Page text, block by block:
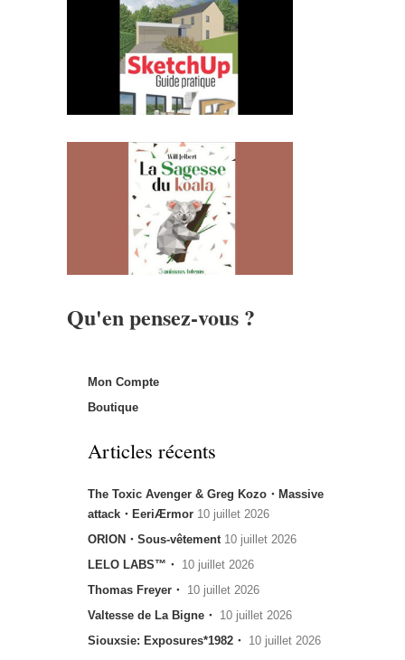
Qu'en pensez-vous ?
Mon Compte
Boutique
Articles récents
The Toxic Avenger & Greg Kozo・Massive
attack・EeriÆrmor 10 juillet 2026
ORION・Sous-vêtement 10 juillet 2026
LELO LABS™・ 10 juillet 2026
Thomas Freyer・ 10 juillet 2026
Valtesse de La Bigne・ 10 juillet 2026
Siouxsie: Exposures*1982・ 10 juillet 2026